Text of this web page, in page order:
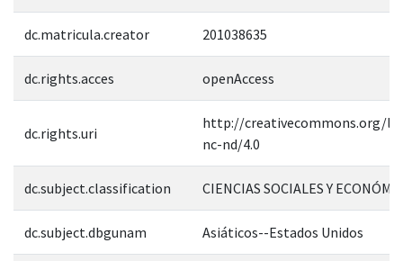
dc.matricula.creator 201038635
dc.rights.acces openAccess
dc.rights.uri
http://creativecommons.org/
nc-nd/4.0
dc.subject.classification CIENCIAS SOCIALES Y
dc.subject.dbgunam Asiáticos--Estados Unidos